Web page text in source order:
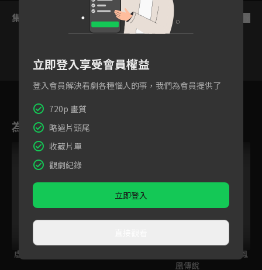
集數列表
5 6 7 8 9
為您推薦
VIP
虛構推理 第2季
大江戶烈火殺手 - 鳳
凰傳說
立即登入享受會員權益
登入會員解決看劇各種惱人的事，我們為會員提供了
720p 畫質
略過片頭尾
收藏片單
觀劇紀錄
立即登入